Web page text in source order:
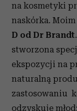
na kosmetyki
naskórka.
D od Dr Brandt
stworzona
ekspozycji na
naturalną
zastosowaniu
odzyskuje